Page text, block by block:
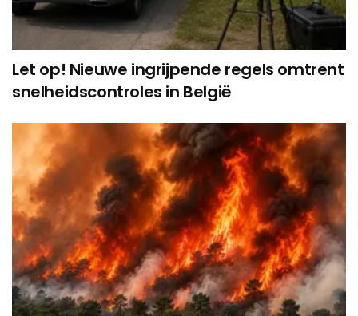
Let op! Nieuwe ingrijpende regels omtrent
snelheidscontroles in België